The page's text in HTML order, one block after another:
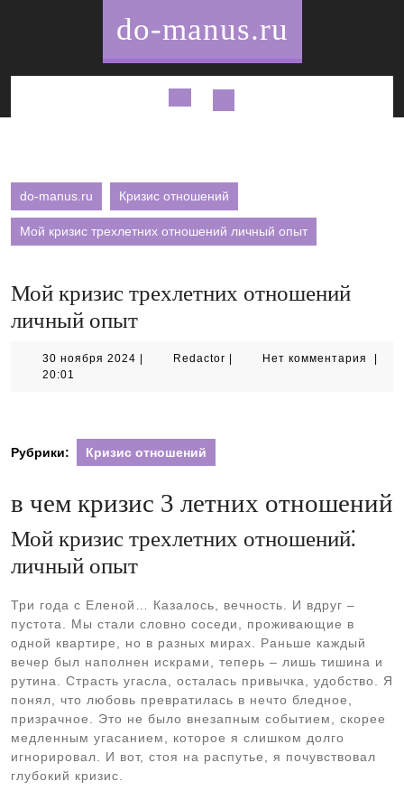
do-manus.ru
Кнопка
do-manus.ru Кризис отношений
Мой кризис трехлетних отношений личный опыт
Мой кризис трехлетних отношений
личный опыт
30 ноября 2024 30
Redactor RedactorНет комментария
20:01
Рубрики: Кризис отношений
в чем кризис 3 летних отношений
Мой кризис трехлетних отношений⁚
личный опыт
Три года с Еленой… Казалось, вечность. И вдруг –
пустота. Мы стали словно соседи, проживающие в
одной квартире, но в разных мирах. Раньше каждый
вечер был наполнен искрами, теперь – лишь тишина и
рутина. Страсть угасла, осталась привычка, удобство. Я
понял, что любовь превратилась в нечто бледное,
призрачное. Это не было внезапным событием, скорее
медленным угасанием, которое я слишком долго
игнорировал. И вот, стоя на распутье, я почувствовал
глубокий кризис.